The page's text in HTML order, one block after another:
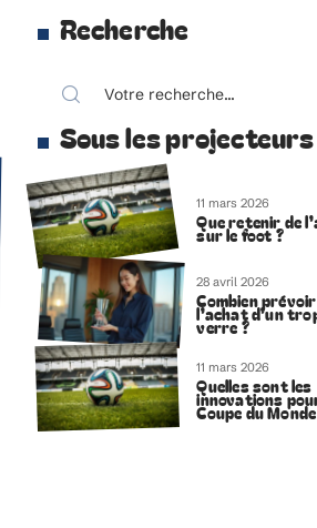
Recherche
Sous les projecteurs
11 mars 2026
Que retenir de
sur le foot ?
28 avril 2026
Combien
l’achat d’un
verre ?
11 mars 2026
Quelles sont les
innovations
Coupe du